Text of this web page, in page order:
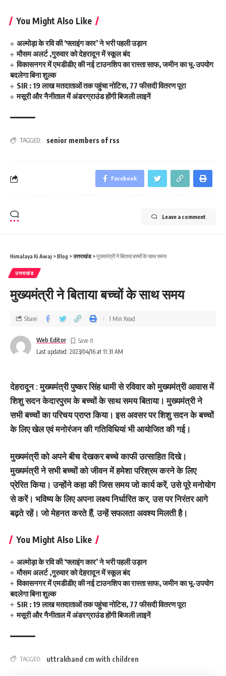
You Might Also Like
अल्मोड़ा के रवि की ‘फ्लाइंग कार’ ने भरी पहली उड़ान
मौसम अलर्ट ,गुरुवार को देहरादून में स्कूल बंद
विकासनगर में एमडीडीए की नई टाउनशिप का रास्ता साफ, जमीन का भू-उपयोग
बदलेगा बिना शुल्क
SIR : 19 लाख मतदाताओं तक पहुंचा नोटिस, 77 फीसदी वितरण पूरा
मसूरी और नैनीताल में अंडरग्राउंड होंगी बिजली लाइनें
TAGGED: senior members of rss
Facebook
Leave a comment
Himalaya Ki Awaj >Blog >उत्तराखंड>मुख्‍यमंत्री ने बिताया बच्‍चों के साथ समय
उत्तराखंड
मुख्‍यमंत्री ने बिताया बच्‍चों के साथ समय
Last updated: 2023/04/16 at 11:31 AM
Web Editor
Share 1 Min Read
देहरादून : मुख्यमंत्री पुष्कर सिंह धामी से रविवार को मुख्यमंत्री आवास में
शिशु सदन केदारपुरम के बच्चों के साथ समय बिताया। मुख्यमंत्री ने
सभी बच्चों का परिचय प्राप्त किया। इस अवसर पर शिशु सदन के बच्चों
के लिए खेल एवं मनोरंजन की गतिविधियां भी आयोजित की गई।
मुख्यमंत्री को अपने बीच देखकर बच्चे काफी उत्साहित दिखे।
मुख्यमंत्री ने सभी बच्चों को जीवन में हमेशा परिश्रम करने के लिए
प्रेरित किया। उन्होंने कहा की जिस समय जो कार्य करें, उसे पूरे मनोयोग
से करें। भविष्य के लिए अपना लक्ष्य निर्धारित कर, उस पर निरंतर आगे
बढ़ते रहें। जो मेहनत करते हैं, उन्हें सफलता अवश्य मिलती है।
You Might Also Like
अल्मोड़ा के रवि की ‘फ्लाइंग कार’ ने भरी पहली उड़ान
मौसम अलर्ट ,गुरुवार को देहरादून में स्कूल बंद
विकासनगर में एमडीडीए की नई टाउनशिप का रास्ता साफ, जमीन का भू-उपयोग
बदलेगा बिना शुल्क
SIR : 19 लाख मतदाताओं तक पहुंचा नोटिस, 77 फीसदी वितरण पूरा
मसूरी और नैनीताल में अंडरग्राउंड होंगी बिजली लाइनें
TAGGED: uttrakhand cm with children